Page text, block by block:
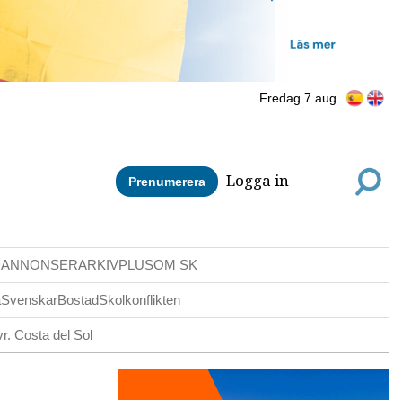
Fredag 7 aug
Prenumerera Logga in
ARKIVPLUSOM SK
SvenskarBostadSkolkonflikten
Costa del Sol